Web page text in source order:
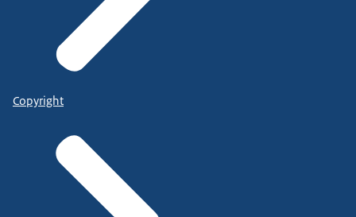
Copyright